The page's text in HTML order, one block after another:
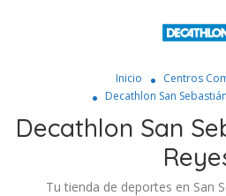
Inicio
Centros
Decathlon San
Decathlon San
Tu tienda de deportes en San